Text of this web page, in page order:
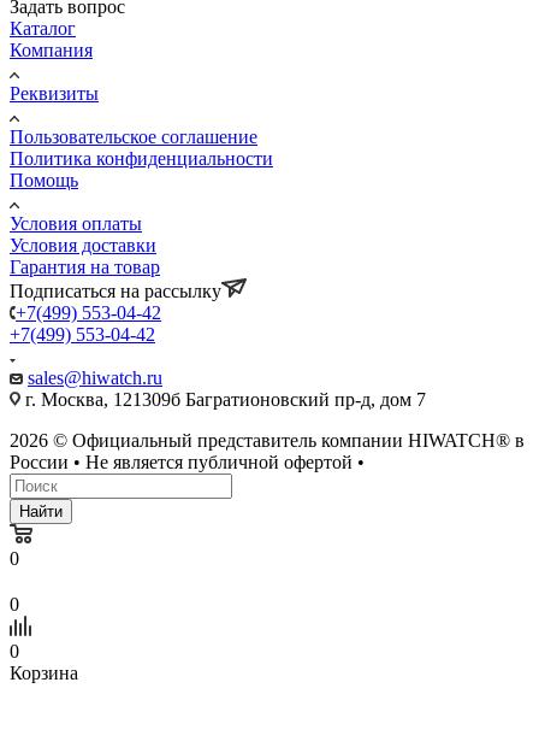
Задать вопрос
Каталог
Компания
Реквизиты
Пользовательское соглашение
Политика конфиденциальности
Помощь
Условия оплаты
Условия доставки
Гарантия на товар
Подписаться на рассылку
+7(499) 553-04-42
+7(499) 553-04-42
sales@hiwatch.ru
г. Москва, 121309б Багратионовский пр-д, дом 7
2026 © Официальный представитель компании HIWATCH® в
России • Не является публичной офертой •
Найти
0
0
0
Корзина